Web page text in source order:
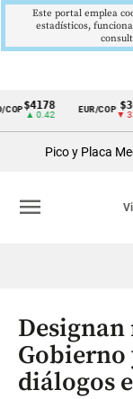
Cintillo
Colombia
$4178
▲ 0.42
EUR/COP
▼
Pico y Placa
menu
Gobierno
diálogos
Este portal emplea
estadísticos,